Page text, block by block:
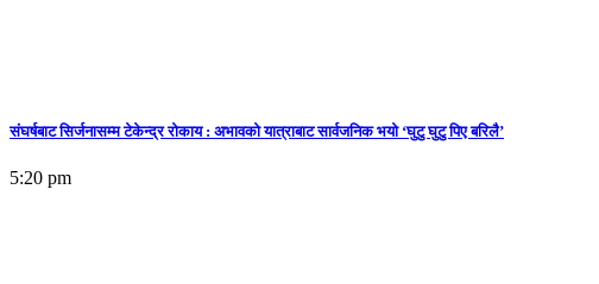
संघर्षबाट सिर्जनासम्म टेकेन्द्र रोकाय : अभावको यात्राबाट सार्वजनिक भयो ‘घुटु घुटु पिए बरिलै’
5:20 pm